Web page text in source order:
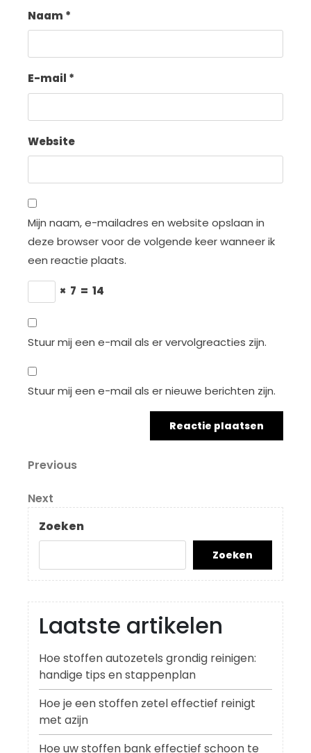
Naam *
E-mail *
Website
Mijn naam, e-mailadres en website opslaan in
deze browser voor de volgende keer wanneer ik
een reactie plaats.
× 7 = 14
Stuur mij een e-mail als er vervolgreacties zijn.
Stuur mij een e-mail als er nieuwe berichten zijn.
Berichtnavigatie
Previous
Previous
Next
Post
Next
Zoeken
Zoeken
Laatste artikelen
Hoe stoffen autozetels grondig reinigen:
handige tips en stappenplan
Hoe je een stoffen zetel effectief reinigt
met azijn
Hoe uw stoffen bank effectief schoon te